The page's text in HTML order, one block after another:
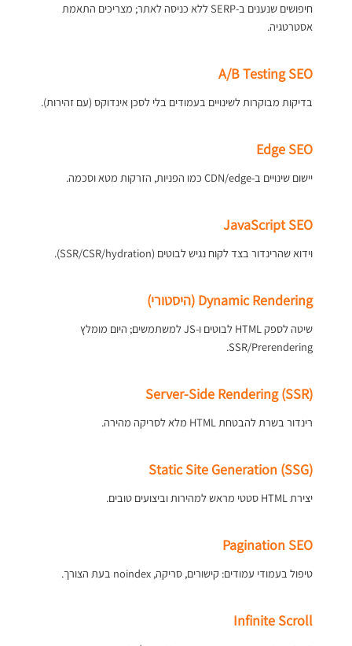
חיפושים שנענים ב-SERP ללא כניסה לאתר; מצריכים התאמת
אסטרטגיה.
A/B Testing SEO
בדיקות מבוקרות לשינויים בעמודים בלי לסכן אינדוקס (עם זהירות).
Edge SEO
יישום שינויים ב-CDN/edge כמו הפניות, הזרקות מטא וסכמה.
JavaScript SEO
וידוא שהרינדור בצד לקוח נגיש לבוטים (SSR/CSR/hydration).
Dynamic Rendering (היסטורי)
שיטה לספק HTML לבוטים ו-JS למשתמשים; היום מומלץ
SSR/Prerendering.
Server-Side Rendering (SSR)
רינדור בשרת להבטחת HTML מלא לסריקה מהירה.
Static Site Generation (SSG)
יצירת HTML סטטי מראש למהירות וביצועים טובים.
Pagination SEO
טיפול בעמודי עמודים: קישורים, סריקה, noindex בעת הצורך.
Infinite Scroll